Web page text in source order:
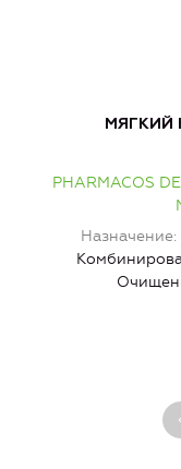
МЯГКИЙ
PHARMACOS
Назначение